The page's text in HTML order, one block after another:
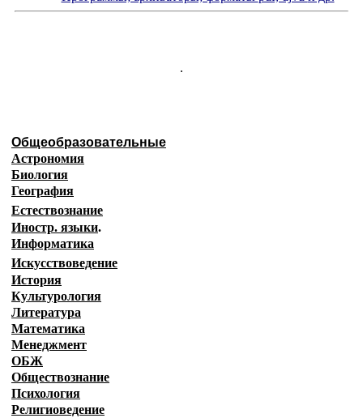
.
Общеобразовательные
Астрономия
Биология
География
Естествознание
Иностр. языки.
Информатика
Искусствоведение
История
Культурология
Литература
Математика
Менеджмент
ОБЖ
Обществознание
Психология
Религиоведение